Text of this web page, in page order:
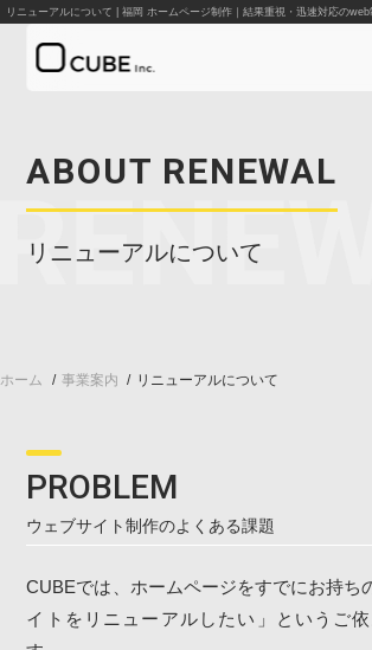
実績紹介
事業案内
お知らせ
リニューアルについて | 福岡 ホームページ制作｜結果重視・迅速対応の
ABOUT RENEWAL
リニューアルについて
ホーム 事業案内 リニューアルについて
PROBLEM
ウェブサイト制作のよくある課題
CUBEでは、ホームページをすでにお持ち
イトをリニューアルしたい」というご